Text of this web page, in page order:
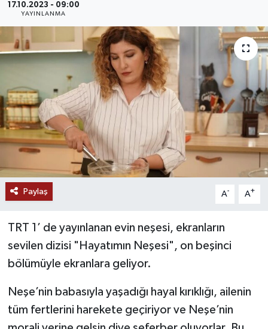
17.10.2023 - 09:00
YAYINLANMA
Paylaş A- A+
TRT 1’ de yayınlanan evin neşesi, ekranların
sevilen dizisi "Hayatımın Neşesi", on beşinci
bölümüyle ekranlara geliyor.
Neşe’nin babasıyla yaşadığı hayal kırıklığı, ailenin
tüm fertlerini harekete geçiriyor ve Neşe’nin
Tüm Manşetler
Son Dakika Haberleri
Haber Arşivi